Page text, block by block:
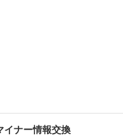
イナー情報交換